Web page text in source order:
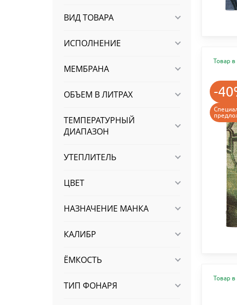
ВИД ТОВАРА
ИСПОЛНЕНИЕ
МЕМБРАНА
ОБЪЕМ В ЛИТРАХ
ТЕМПЕРАТУРНЫЙ
ДИАПАЗОН
УТЕПЛИТЕЛЬ
ЦВЕТ
НАЗНАЧЕНИЕ МАНКА
КАЛИБР
ЁМКОСТЬ
ТИП ФОНАРЯ
Товар
-
Товар